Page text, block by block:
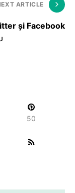
ARTICLE
și Facebook
50